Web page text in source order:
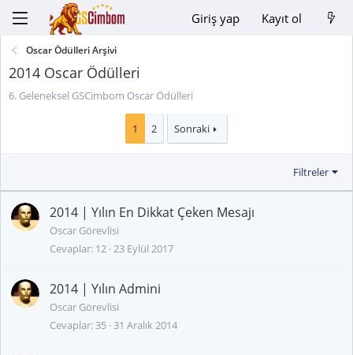
Giriş yap Kayıt ol
Oscar Ödülleri Arşivi
2014 Oscar Ödülleri
6. Geleneksel GSCimbom Oscar Ödülleri
1 2 Sonraki
Filtreler
2014 | Yılın En Dikkat Çeken Mesajı
Oscar Görevlisi
Cevaplar 12 23 Eylül 2017
2014 | Yılın Admini
Oscar Görevlisi
Cevaplar 35 31 Aralık 2014